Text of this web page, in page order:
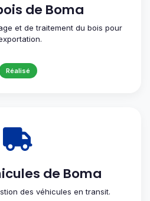
de Boma
et de traitement du bois pour
Réalisé
de Boma
des véhicules en transit.